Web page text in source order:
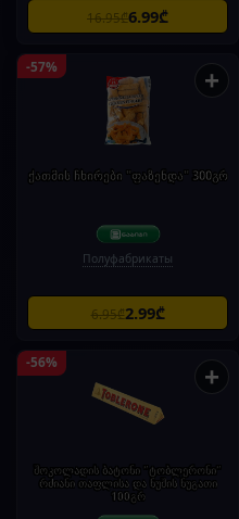
16.95₾6.99₾
-57% +
ქათმის ჩხირები "ფაზენდა" 300გრ
Полуфабрикаты
6.95₾2.99₾
-56% +
შოკოლადის ბატონი "ტობლერონი"
რძიანი თაფლისა და ნუშის ნუგათი
100გრ